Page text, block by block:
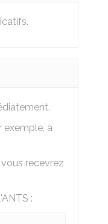
exemple, à
recevrez
ANTS :